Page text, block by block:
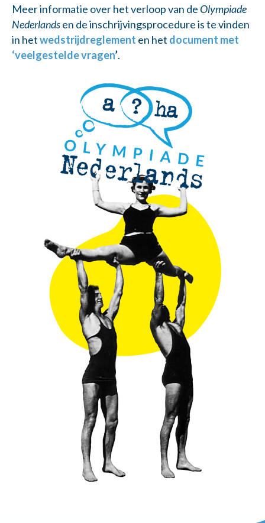
Meer informatie over het verloop van de Olympiade
Nederlandsen de inschrijvingsprocedure is te vinden
in hetwedstrijdreglement en het document met
‘veelgestelde vragen’.